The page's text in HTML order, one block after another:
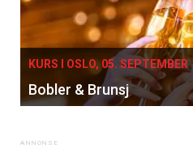
Vi tilbyr flere
kan fritt velge hvilke
tilsendt.
KURS I OSLO, 05. SEPTEMBER
Bobler & Brunsj